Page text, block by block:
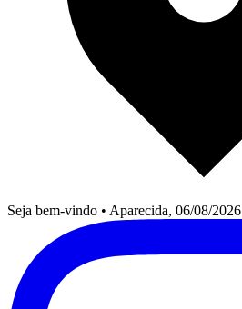
Seja bem-vindo • Aparecida, 06/08/2026